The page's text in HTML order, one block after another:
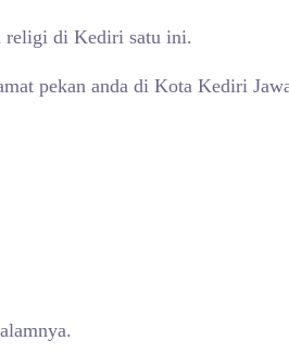
religi di Kediri satu ini.
pekan anda di Kota Kediri